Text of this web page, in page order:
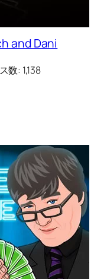
and Dani
数: 1,138